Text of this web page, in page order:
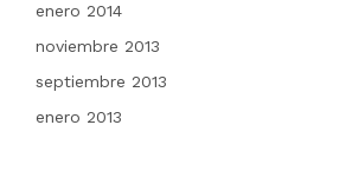
enero 2014
noviembre 2013
septiembre 2013
enero 2013